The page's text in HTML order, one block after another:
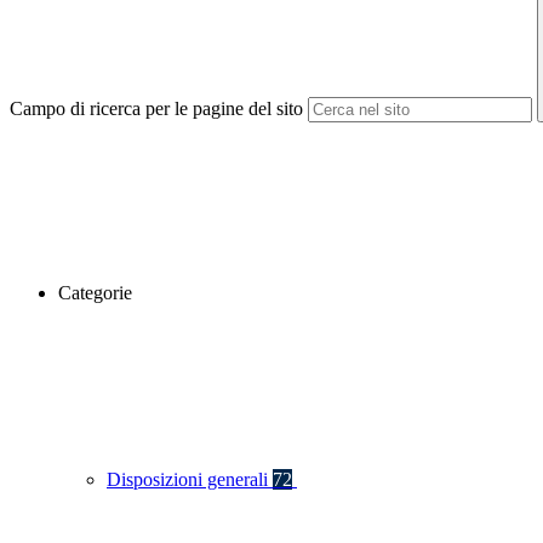
Campo di ricerca per le pagine del sito
Categorie
Disposizioni generali 72